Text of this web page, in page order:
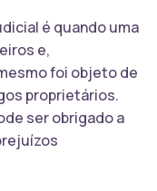
é quando uma
e,
foi objeto de
proprietários.
ser obrigado a